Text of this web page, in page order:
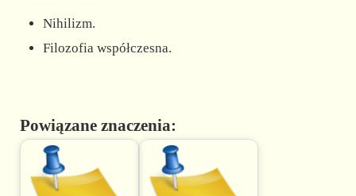
Nihilizm.
Filozofia współczesna.
Powiązane znaczenia: